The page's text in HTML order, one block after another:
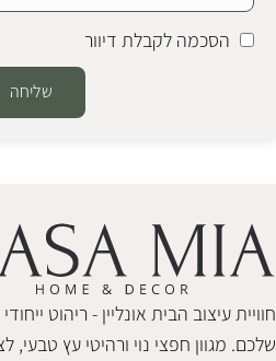
הסכמה לקבלת דיוור
שליחה
חוויית עיצוב הבית אונליין - ריהוט
שלכם. מגוון חפצי נוי ורהיטי עץ טבעי,